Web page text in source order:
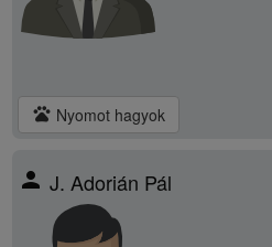
pets Nyomot hagyok
person J. Adorián Pál